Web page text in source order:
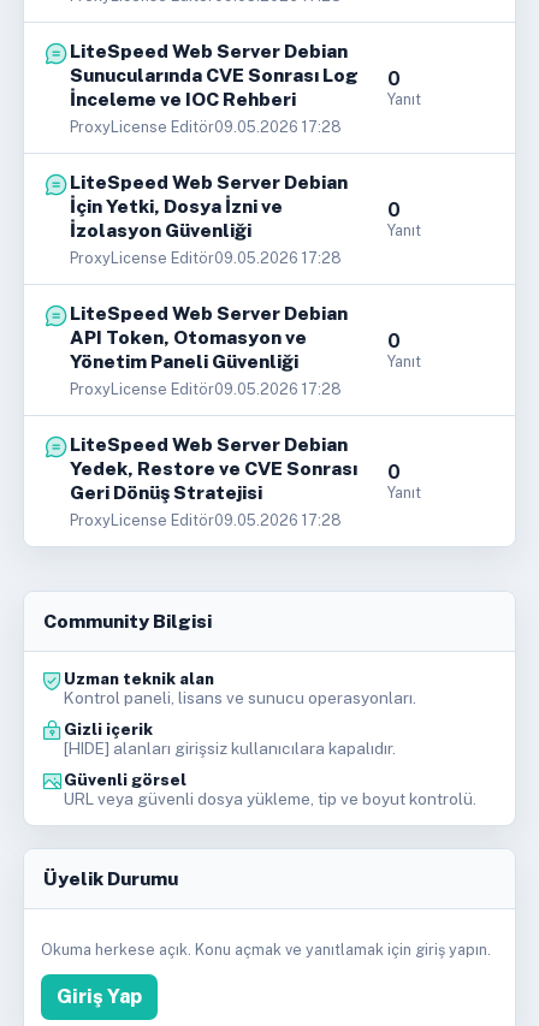
LiteSpeed Web Server Debian
Sunucularında CVE Sonrası Log
İnceleme ve IOC Rehberi
ProxyLicense Editör09.05.2026 17:28
0
Yanıt
LiteSpeed Web Server Debian
İçin Yetki, Dosya İzni ve
İzolasyon Güvenliği
ProxyLicense Editör09.05.2026 17:28
0
Yanıt
LiteSpeed Web Server Debian
API Token, Otomasyon ve
Yönetim Paneli Güvenliği
ProxyLicense Editör09.05.2026 17:28
0
Yanıt
LiteSpeed Web Server Debian
Yedek, Restore ve CVE Sonrası
Geri Dönüş Stratejisi
ProxyLicense Editör09.05.2026 17:28
0
Yanıt
Community Bilgisi
Uzman teknik alan
Kontrol paneli, lisans ve sunucu operasyonları.
Gizli içerik
[HIDE] alanları girişsiz kullanıcılara kapalıdır.
Güvenli görsel
URL veya güvenli dosya yükleme, tip ve boyut kontrolü.
Üyelik Durumu
Okuma herkese açık. Konu açmak ve yanıtlamak için giriş yapın.
Giriş Yap